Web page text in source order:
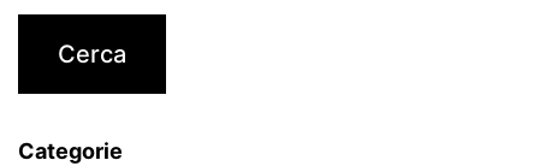
Categorie